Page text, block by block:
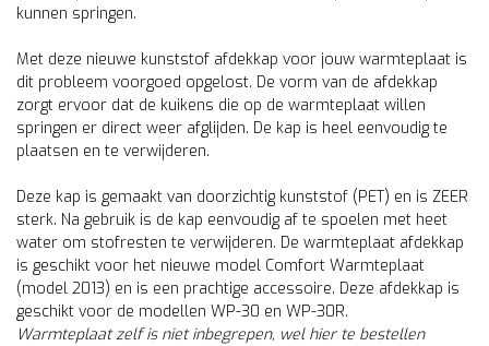
kunnen springen.
Met deze nieuwe kunststof afdekkap voor jouw warmteplaat is
dit probleem voorgoed opgelost. De vorm van de afdekkap
zorgt ervoor dat de kuikens die op de warmteplaat willen
springen er direct weer afglijden. De kap is heel eenvoudig te
plaatsen en te verwijderen.
Deze kap is gemaakt van doorzichtig kunststof (PET) en is ZEER
sterk. Na gebruik is de kap eenvoudig af te spoelen met heet
water om stofresten te verwijderen. De warmteplaat afdekkap
is geschikt voor het nieuwe model Comfort Warmteplaat
(model 2013) en is een prachtige accessoire. Deze afdekkap is
geschikt voor de modellen WP-30 en WP-30R.
Warmteplaat zelf is niet inbegrepen, wel hierte bestellen